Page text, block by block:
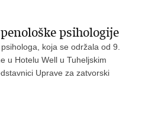
psihologije
koja se održala od 9.
u Hotelu Well u Tuheljskim
Uprave za zatvorski